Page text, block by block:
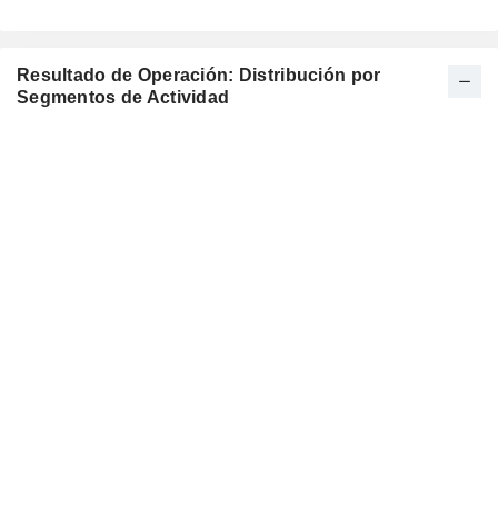
Resultado de Operación: Distribución por
Segmentos de Actividad